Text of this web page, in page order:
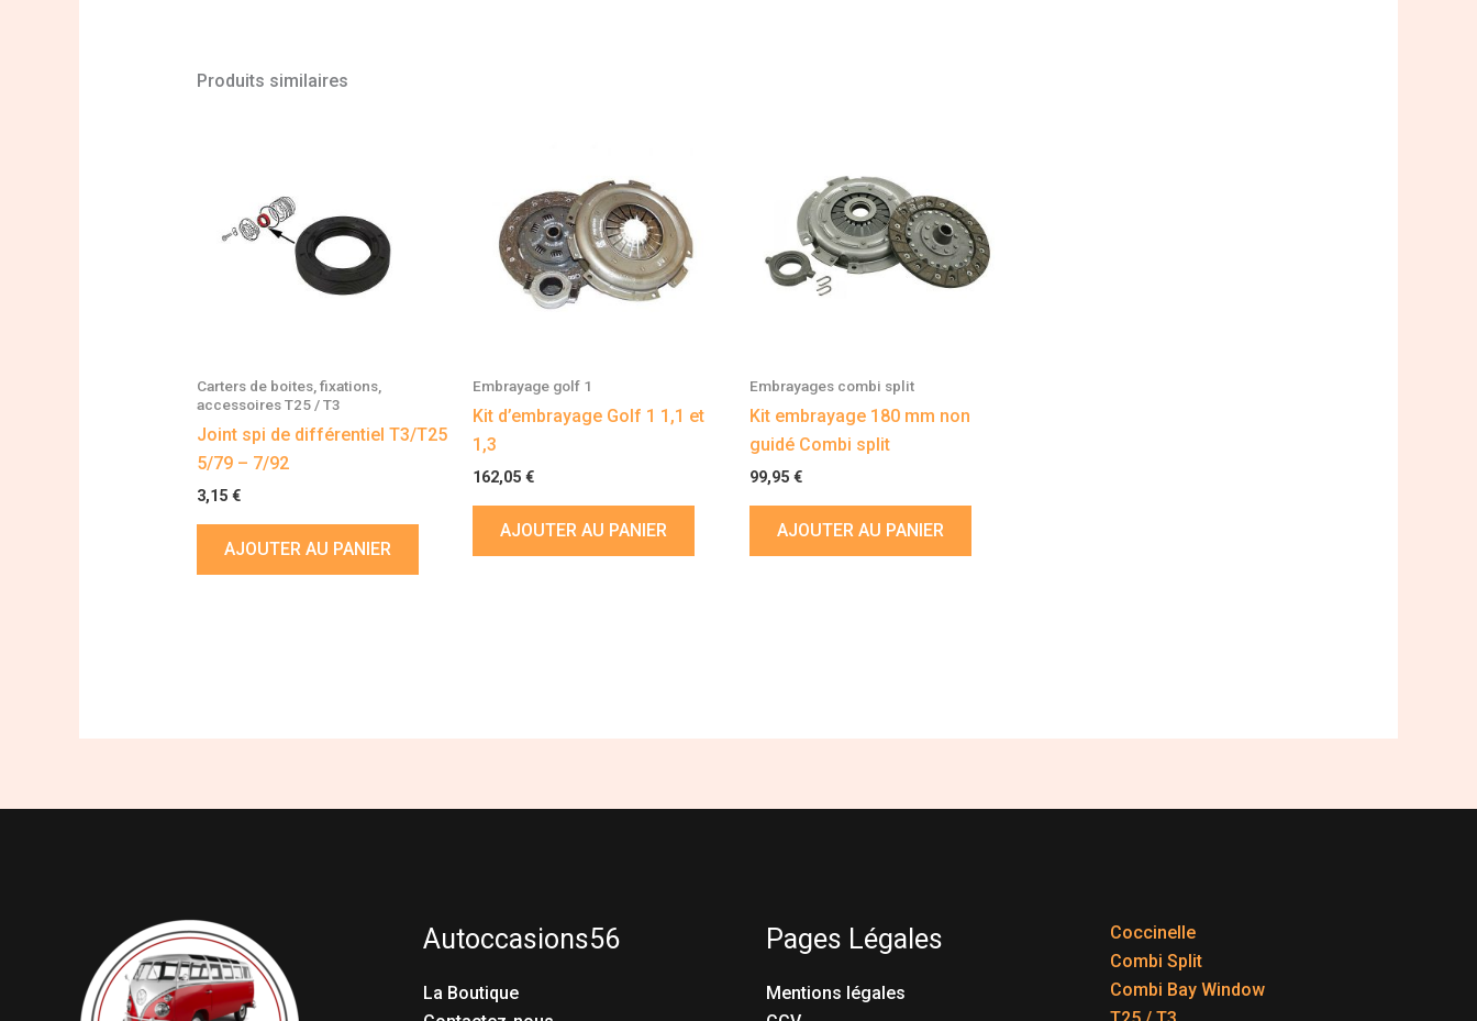
Produits similaires
Carters de boites, fixations,
accessoires T25 / T3
Joint spi de différentiel T3/T25
5/79 – 7/92
3,15 €
AJOUTER AU PANIER
Embrayage golf 1
Kit d’embrayage Golf 1 1,1 et
1,3
162,05€
AJOUTER AU PANIER
Embrayages combi split
Kit embrayage 180 mm non
guidé Combi split
99,95 €
AJOUTER AU PANIER
Autoccasions56
La Boutique
Pages Légales
Mentions légales
Coccinelle
Combi Split
Combi Bay Window